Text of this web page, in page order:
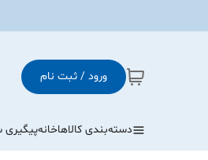
ورود / ثبت نام
دسته‌بندی کالاهاخانه